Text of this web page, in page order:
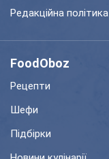
Редакційна політика
FoodOboz
Рецепти
Шефи
Підбірки